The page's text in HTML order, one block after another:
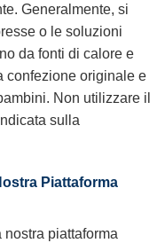
Generalmente, si
o le soluzioni
da fonti di calore e
confezione originale e
Non utilizzare il
sulla
Piattaforma
nostra piattaforma